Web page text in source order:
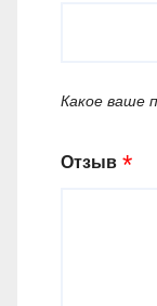
Какое ваше
Отзыв